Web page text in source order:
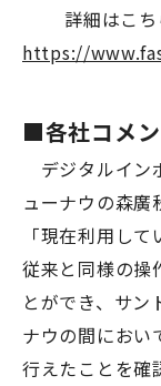
詳細はこち
https://
■各社コメ
デジタルイン
ューナウの森廣
「現在利用し
従来と同様の操
とができ、サン
ナウの間におい
行えたことを確